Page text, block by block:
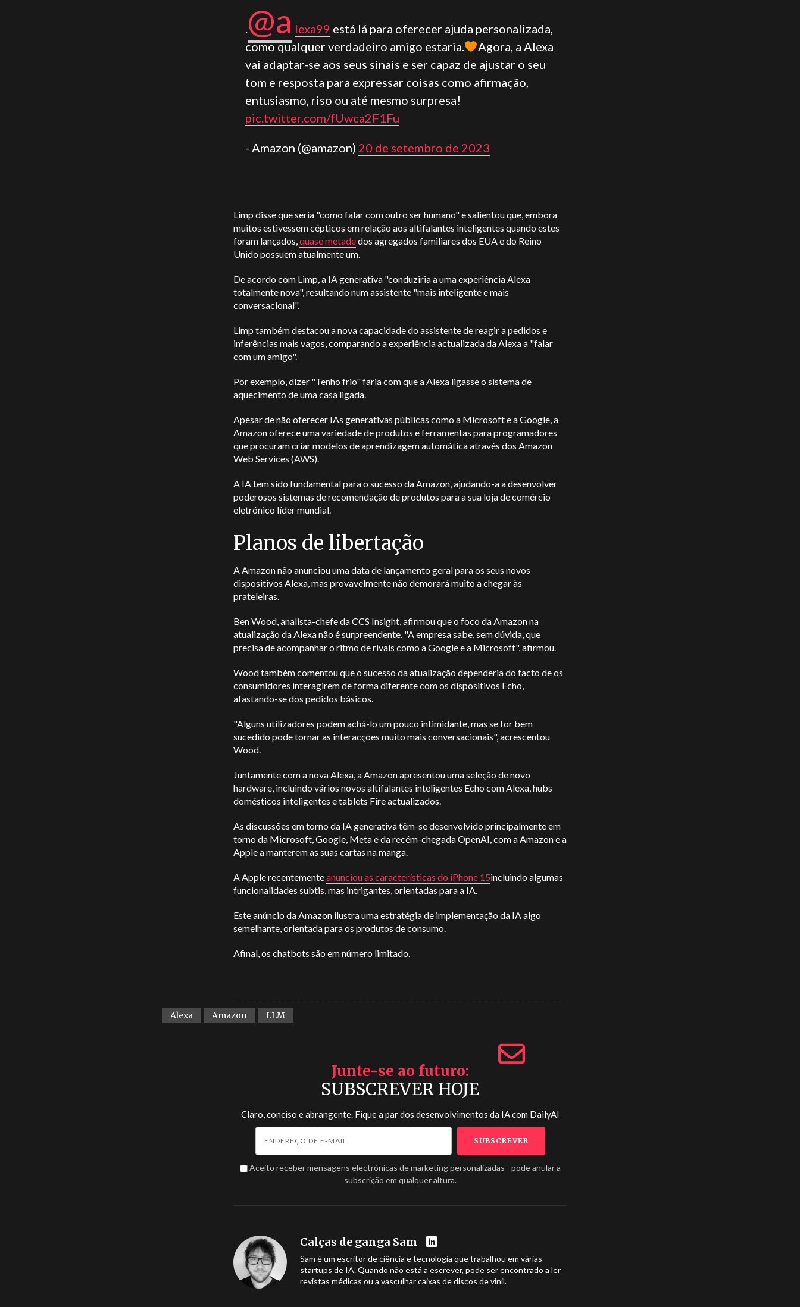
.@a lexa99 está lá para oferecer ajuda personalizada,
como qualquer verdadeiro amigo estaria.
Agora, a Alexa
vai adaptar-se aos seus sinais e ser capaz de ajustar o seu
tom e resposta para expressar coisas como afirmação,
entusiasmo, riso ou até mesmo surpresa!
pic.twitter.com/fUwca2F1Fu
- Amazon (@amazon) 20 de setembro de 2023
Limp disse que seria "como falar com outro ser humano" e salientou que, embora
muitos estivessem cépticos em relação aos altifalantes inteligentes quando estes
foram lançados,quase metadedos agregados familiares dos EUA e do Reino
Unido possuem atualmente um.
De acordo com Limp, a IA generativa "conduziria a uma experiência Alexa
totalmente nova", resultando num assistente "mais inteligente e mais
conversacional".
Limp também destacou a nova capacidade do assistente de reagir a pedidos e
inferências mais vagos, comparando a experiência actualizada da Alexa a "falar
com um amigo".
Por exemplo, dizer "Tenho frio" faria com que a Alexa ligasse o sistema de
aquecimento de uma casa ligada.
Apesar de não oferecer IAs generativas públicas como a Microsoft e a Google, a
Amazon oferece uma variedade de produtos e ferramentas para programadores
que procuram criar modelos de aprendizagem automática através dos Amazon
Web Services (AWS).
A IA tem sido fundamental para o sucesso da Amazon, ajudando-a a desenvolver
poderosos sistemas de recomendação de produtos para a sua loja de comércio
eletrónico líder mundial.
Planos de libertação
A Amazon não anunciou uma data de lançamento geral para os seus novos
dispositivos Alexa, mas provavelmente não demorará muito a chegar às
prateleiras.
Ben Wood, analista-chefe da CCS Insight, afirmou que o foco da Amazon na
atualização da Alexa não é surpreendente. "A empresa sabe, sem dúvida, que
precisa de acompanhar o ritmo de rivais como a Google e a Microsoft", afirmou.
Wood também comentou que o sucesso da atualização dependeria do facto de os
consumidores interagirem de forma diferente com os dispositivos Echo,
afastando-se dos pedidos básicos.
"Alguns utilizadores podem achá-lo um pouco intimidante, mas se for bem
sucedido pode tornar as interacções muito mais conversacionais", acrescentou
Wood.
Juntamente com a nova Alexa, a Amazon apresentou uma seleção de novo
hardware, incluindo vários novos altifalantes inteligentes Echo com Alexa, hubs
domésticos inteligentes e tablets Fire actualizados.
As discussões em torno da IA generativa têm-se desenvolvido principalmente em
torno da Microsoft, Google, Meta e da recém-chegada OpenAI, com a Amazon e a
Apple a manterem as suas cartas na manga.
A Apple recentementeanunciou as características do iPhone 15incluindo algumas
funcionalidades subtis, mas intrigantes, orientadas para a IA.
Este anúncio da Amazon ilustra uma estratégia de implementação da IA algo
semelhante, orientada para os produtos de consumo.
Afinal, os chatbots são em número limitado.
Alexa Amazon LLM
Junte-se ao futuro
SUBSCREVER HOJE
Claro, conciso e abrangente. Fique a par dos desenvolvimentos da IA com DailyAI
Aceito receber mensagens electrónicas de marketing personalizadas - pode anular a
subscrição em qualquer altura.
Calças de ganga Sam
Sam é um escritor de ciência e tecnologia que trabalhou em várias
startups de IA. Quando não está a escrever, pode ser encontrado a ler
revistas médicas ou a vasculhar caixas de discos de vinil.